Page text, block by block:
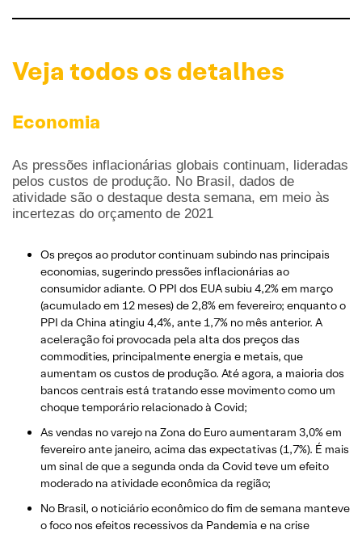
Veja todos os detalhes
Economia
As pressões inflacionárias globais continuam, lideradas
pelos custos de produção. No Brasil, dados de
atividade são o destaque desta semana, em meio às
incertezas do orçamento de 2021
Os preços ao produtor continuam subindo nas principais
economias, sugerindo pressões inflacionárias ao
consumidor adiante. O PPI dos EUA subiu 4,2% em março
(acumulado em 12 meses) de 2,8% em fevereiro; enquanto o
PPI da China atingiu 4,4%, ante 1,7% no mês anterior. A
aceleração foi provocada pela alta dos preços das
commodities, principalmente energia e metais, que
aumentam os custos de produção. Até agora, a maioria dos
bancos centrais está tratando esse movimento como um
choque temporário relacionado à Covid;
As vendas no varejo na Zona do Euro aumentaram 3,0% em
fevereiro ante janeiro, acima das expectativas (1,7%). É mais
um sinal de que a segunda onda da Covid teve um efeito
moderado na atividade econômica da região;
No Brasil, o noticiário econômico do fim de semana manteve
o foco nos efeitos recessivos da Pandemia e na crise